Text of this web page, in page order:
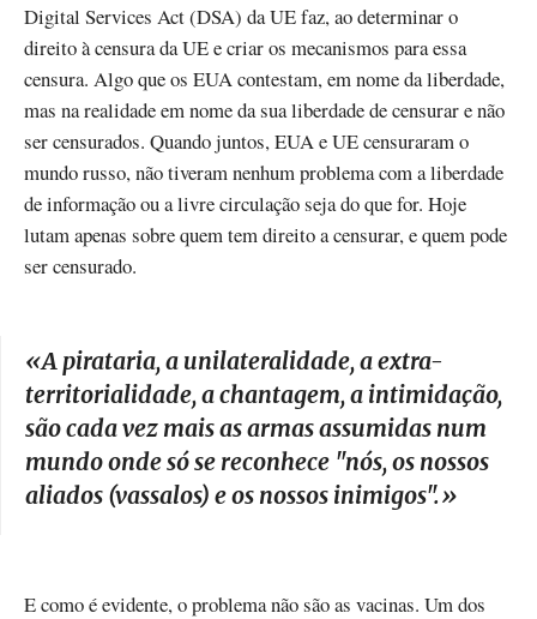
Digital Services Act (DSA) da UE faz, ao determinar o
direito à censura da UE e criar os mecanismos para essa
censura. Algo que os EUA contestam, em nome da liberdade,
mas na realidade em nome da sua liberdade de censurar e não
ser censurados. Quando juntos, EUA e UE censuraram o
mundo russo, não tiveram nenhum problema com a liberdade
de informação ou a livre circulação seja do que for. Hoje
lutam apenas sobre quem tem direito a censurar, e quem pode
ser censurado.
«A pirataria, a unilateralidade, a extra-
territorialidade, a chantagem, a intimidação,
são cada vez mais as armas assumidas num
mundo onde só se reconhece "nós, os nossos
aliados (vassalos) e os nossos inimigos".»
E como é evidente, o problema não são as vacinas. Um dos